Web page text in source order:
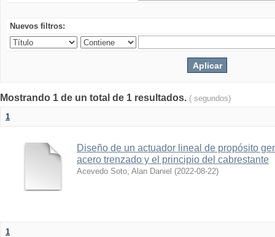
Nuevos filtros:
Mostrando 1 de un total de 1 resultados. ( segundos)
1
Diseño de un actuador lineal de propósito
acero trenzado y el principio del cabrestante
Acevedo Soto, Alan Daniel (2022-08-22)
1